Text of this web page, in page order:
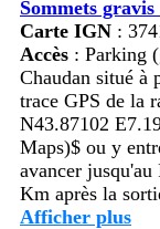
Sommets gravis
Carte IGN :
Accès : Parking
Chaudan situé à
trace GPS de la
N43.87102
Maps)$ ou y
avancer
Km après la
Afficher plus